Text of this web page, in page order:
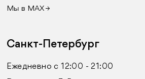
Мы в MAX →
Санкт-Петербург
Ежедневно с 12:00 - 21:00